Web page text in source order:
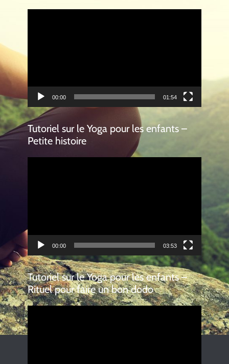
00:00 01:54
Tutoriel sur le Yoga pour les enfants –
Petite histoire
00:00 03:53
Tutoriel sur le Yoga pour les enfants –
Rituel pour faire un bon dodo
Lecteur
vidéo